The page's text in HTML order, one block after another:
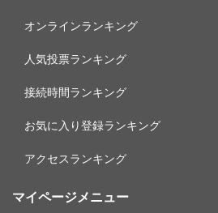
オンラインランキング
人気投票ランキング
接続時間ランキング
お気に入り登録ランキング
アクセスランキング
マイページメニュー